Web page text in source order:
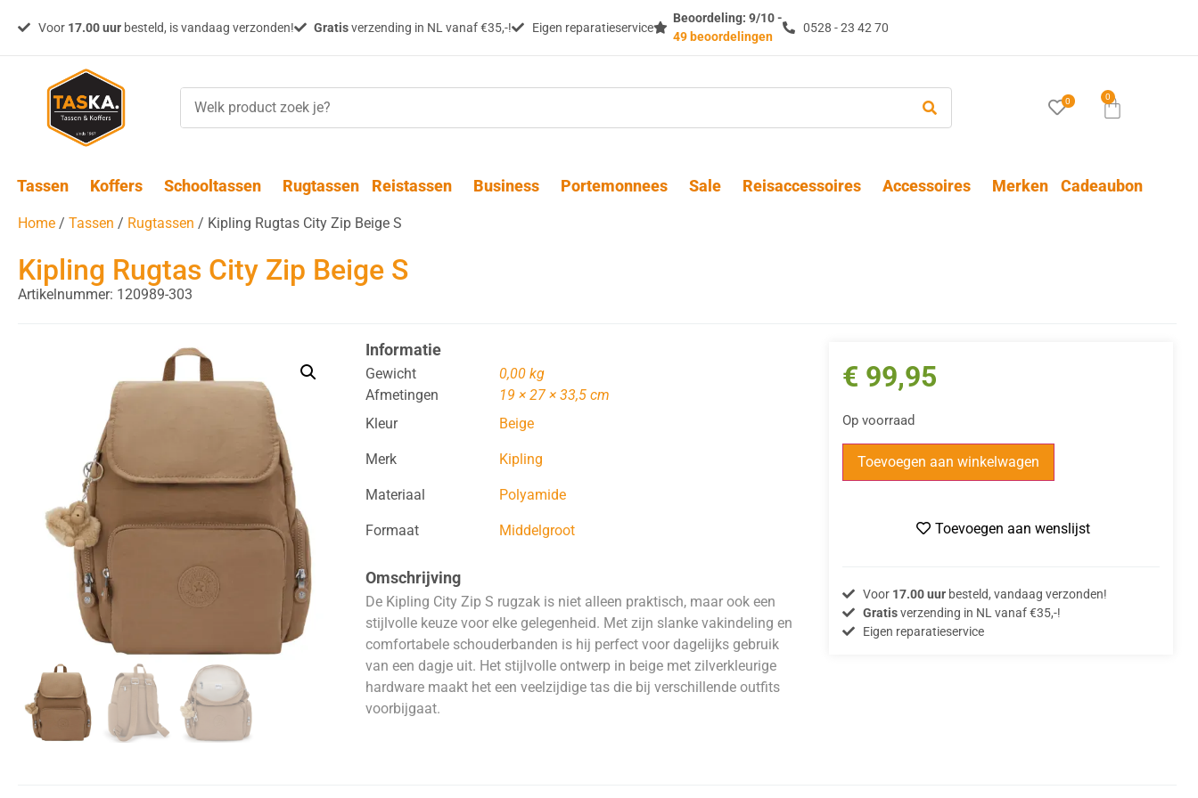
Voor 17.00 uurbesteld, is vandaag verzonden! Gratisverzending in NL vanaf €35,-! Eigen reparatieservice
Beoordeling: 9/10 -
49 beoordelingen
0528 - 23 42 70
0 0
Tassen Koffers Schooltassen Rugtassen Reistassen Business Portemonnees Sale Reisaccessoires Accessoires Merken Cadeaubon
Home / Tassen / Rugtassen / Kipling Rugtas City Zip Beige S
Kipling Rugtas City Zip Beige S
Artikelnummer: 120989-303
Informatie
Gewicht
0,00 kg
Afmetingen
19 × 27 × 33,5 cm
Kleur
Beige
Merk Kipling
Materiaal Polyamide
Formaat Middelgroot
Omschrijving
De Kipling City Zip S rugzak is niet alleen praktisch, maar ook een
stijlvolle keuze voor elke gelegenheid. Met zijn slanke vakindeling en
comfortabele schouderbanden is hij perfect voor dagelijks gebruik
van een dagje uit. Het stijlvolle ontwerp in beige met zilverkleurige
hardware maakt het een veelzijdige tas die bij verschillende outfits
voorbijgaat.
€ 99,95
Op voorraad
Toevoegen aan winkelwagen
Toevoegen aan wenslijst
Voor 17.00 uurbesteld, vandaag verzonden!
Gratisverzending in NL vanaf €35,-!
Eigen reparatieservice